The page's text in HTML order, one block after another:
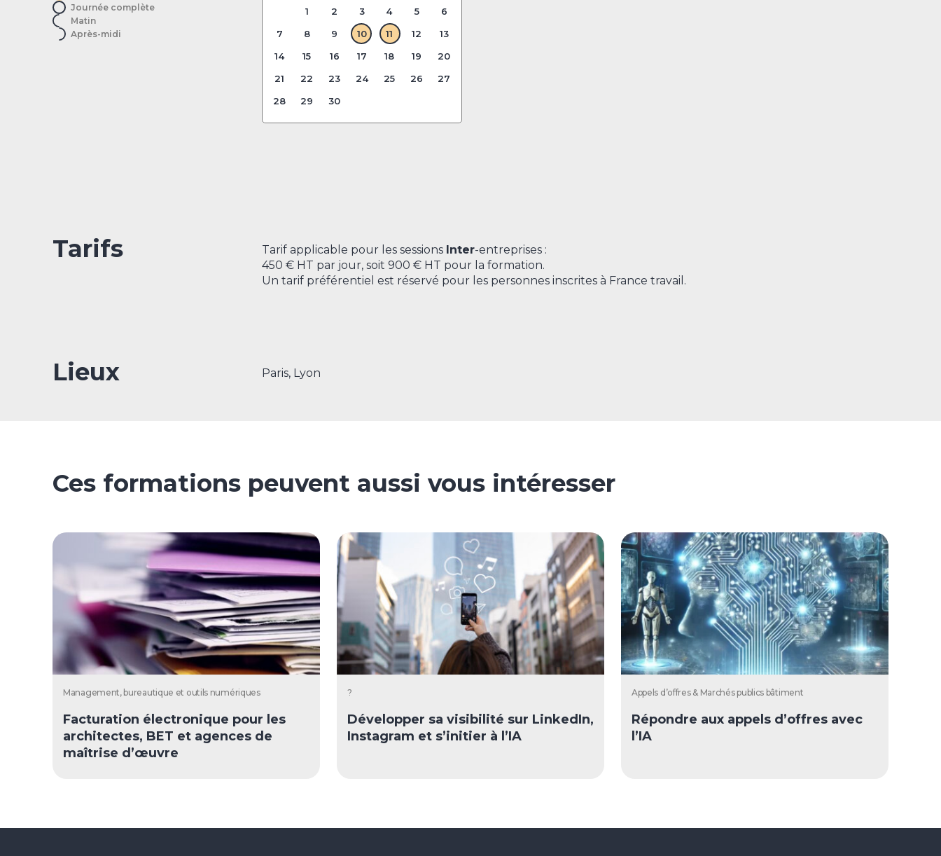
Journée complète
Matin
Après-midi
1 2 3 4 5
6
7
8 9 10 11 12
13
14
15 16 17 18 19
20
21
22 23 24 25 26
27
28
29 30
Tarifs Tarif applicable pour les sessions Inter-entreprises :
450 € HT par jour, soit 900 € HT pour la formation.
Un tarif préférentiel est réservé pour les personnes inscrites à France travail.
Lieux Paris, Lyon
Ces formations peuvent aussi vous intéresser
Management, bureautique et outils numériques
Facturation électronique pour les
architectes, BET et agences de
maîtrise d’œuvre
?
Développer sa visibilité sur LinkedIn,
Instagram et s’initier à l’IA
Appels d’offres & Marchés publics bâtiment
Répondre aux appels d’offres avec
l’IA